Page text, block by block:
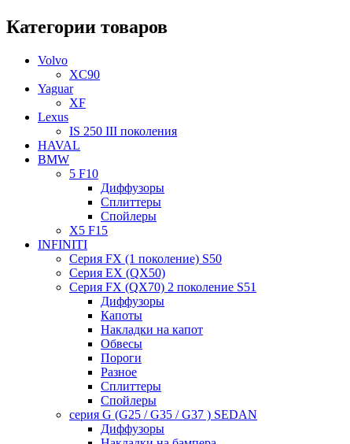
Категории товаров
Volvo
XC90
Yaguar
XF
Lexus
IS 250 III поколения
HAVAL
BMW
5 F10
Диффузоры
Сплиттеры
Спойлеры
X5 F15
INFINITI
Серия FX (1 поколение) S50
Серия EX (QX50)
Серия FX (QX70) 2 поколение S51
Диффузоры
Капоты
Накладки на капот
Обвесы
Пороги
Разное
Сплиттеры
Спойлеры
серия G (G25 / G35 / G37 ) SEDAN
Диффузоры